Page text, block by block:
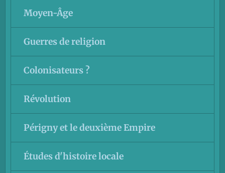
Moyen-Âge
Guerres de religion
Colonisateurs ?
Révolution
Périgny et le deuxième Empire
Études d'histoire locale